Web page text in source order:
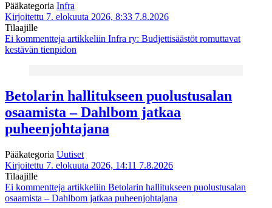
Pääkategoria Infra
Kirjoitettu 7. elokuuta 2026, 8:33 7.8.2026
Tilaajille
Ei kommentteja artikkeliin Infra ry: Budjettisäästöt romuttavat
kestävän tienpidon
Betolarin hallitukseen puolustusalan
osaamista – Dahlbom jatkaa
puheenjohtajana
Pääkategoria Uutiset
Kirjoitettu 7. elokuuta 2026, 14:11 7.8.2026
Tilaajille
Ei kommentteja artikkeliin Betolarin hallitukseen puolustusalan
osaamista – Dahlbom jatkaa puheenjohtajana